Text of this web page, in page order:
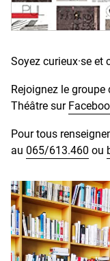
Soyez curieux·se et
Rejoignez le
Théâtre sur
Pour tous
au 065/613.460 ou